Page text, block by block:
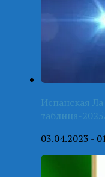
Испанская
таблица-
03.04.2023 -